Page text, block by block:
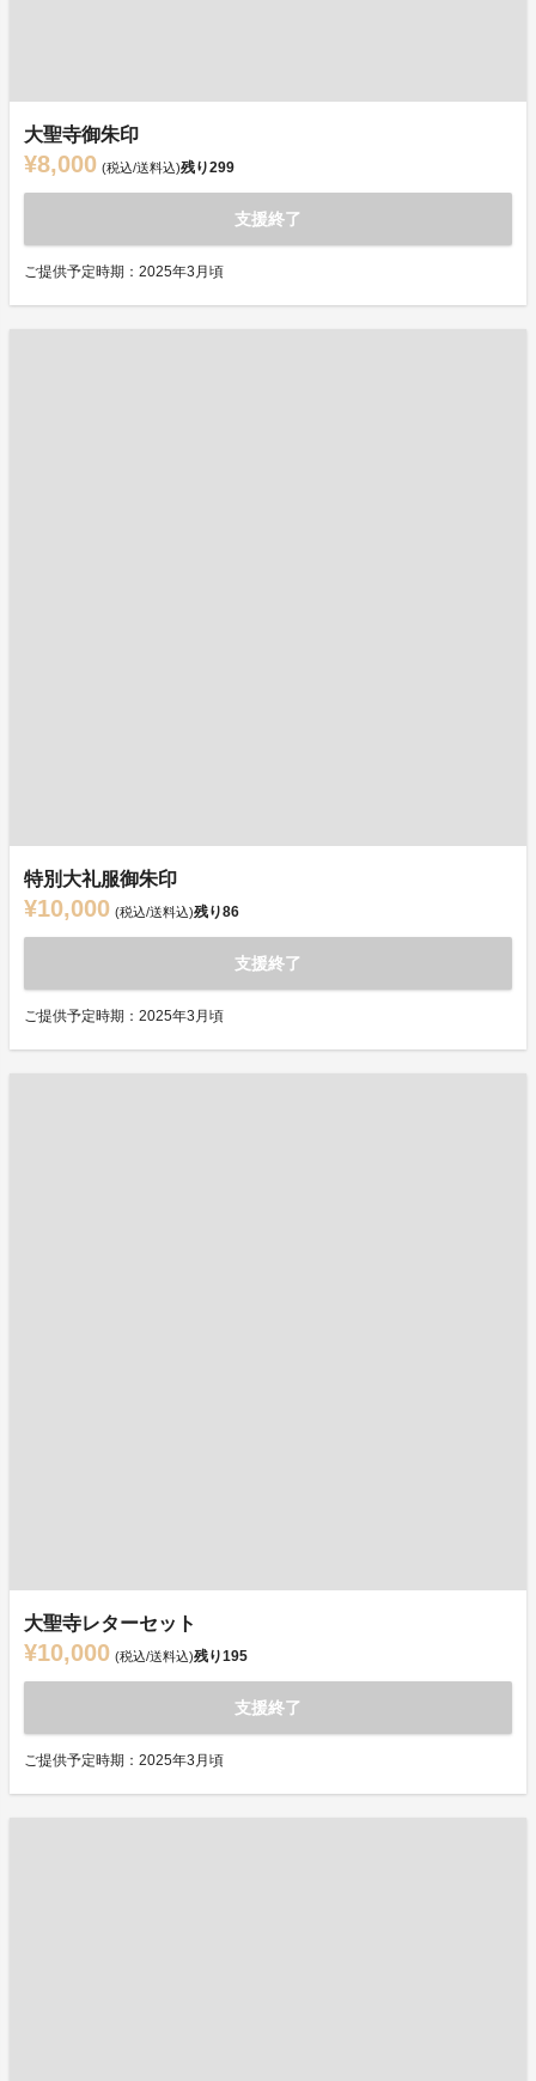
大聖寺御朱印
¥8,000 (税込/送料込)残り299
支援終了
ご提供予定時期：2025年3月頃
特別大礼服御朱印
¥10,000 (税込/送料込)残り86
支援終了
ご提供予定時期：2025年3月頃
大聖寺レターセット
¥10,000 (税込/送料込)残り195
支援終了
ご提供予定時期：2025年3月頃